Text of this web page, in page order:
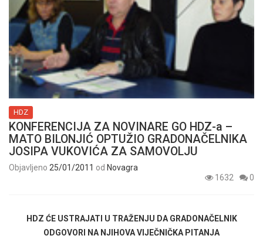
HDZ
KONFERENCIJA ZA NOVINARE GO HDZ-a –
MATO BILONJIĆ OPTUŽIO GRADONAČELNIKA
JOSIPA VUKOVIĆA ZA SAMOVOLJU
Objavljeno 25/01/2011 od Novagra
1632
0
HDZ ĆE USTRAJATI U TRAŽENJU DA GRADONAČELNIK
ODGOVORI NA NJIHOVA VIJEČNIČKA PITANJA